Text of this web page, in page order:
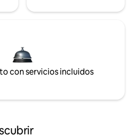
con servicios incluidos